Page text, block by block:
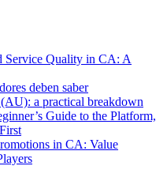
Service Quality in CA: A
deben saber
a practical breakdown
Guide to the Platform,
in CA: Value